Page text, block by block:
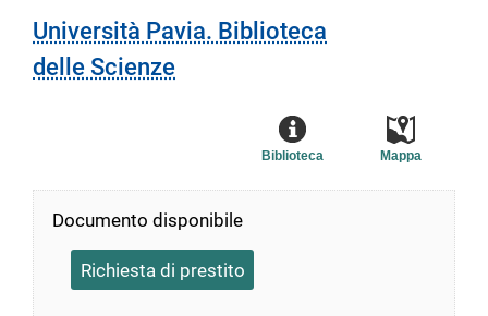
Università Pavia. Biblioteca
delle Scienze
Mappa
Biblioteca
Documento disponibile
Richiesta di prestito